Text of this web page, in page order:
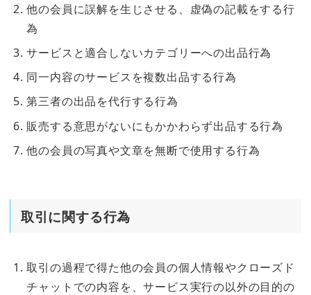
他の会員に誤解を生じさせる、虚偽の記載をする行
為
サービスと適合しないカテゴリーへの出品行為
同一内容のサービスを複数出品する行為
第三者の出品を代行する行為
販売する意思がないにもかかわらず出品する行為
他の会員の写真や文章を無断で使用する行為
取引に関する行為
取引の過程で得た他の会員の個人情報やクローズド
チャットでの内容を、サービス実行の以外の目的の